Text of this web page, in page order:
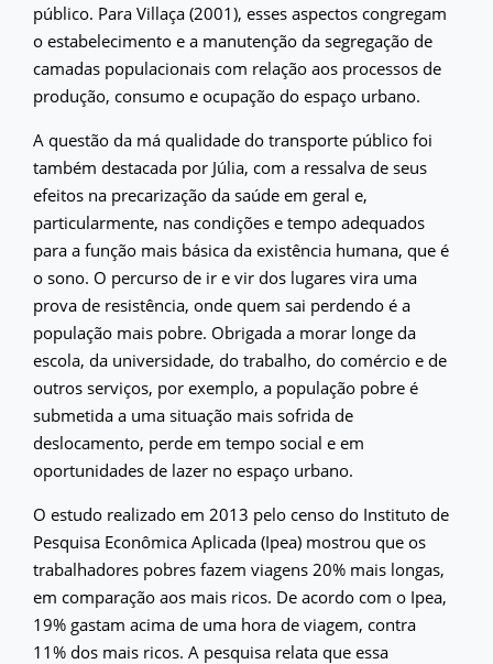
público. Para Villaça (2001), esses aspectos congregam
o estabelecimento e a manutenção da segregação de
camadas populacionais com relação aos processos de
produção, consumo e ocupação do espaço urbano.
A questão da má qualidade do transporte público foi
também destacada por Júlia, com a ressalva de seus
efeitos na precarização da saúde em geral e,
particularmente, nas condições e tempo adequados
para a função mais básica da existência humana, que é
o sono. O percurso de ir e vir dos lugares vira uma
prova de resistência, onde quem sai perdendo é a
população mais pobre. Obrigada a morar longe da
escola, da universidade, do trabalho, do comércio e de
outros serviços, por exemplo, a população pobre é
submetida a uma situação mais sofrida de
deslocamento, perde em tempo social e em
oportunidades de lazer no espaço urbano.
O estudo realizado em 2013 pelo censo do Instituto de
Pesquisa Econômica Aplicada (Ipea) mostrou que os
trabalhadores pobres fazem viagens 20% mais longas,
em comparação aos mais ricos. De acordo com o Ipea,
19% gastam acima de uma hora de viagem, contra
11% dos mais ricos. A pesquisa relata que essa